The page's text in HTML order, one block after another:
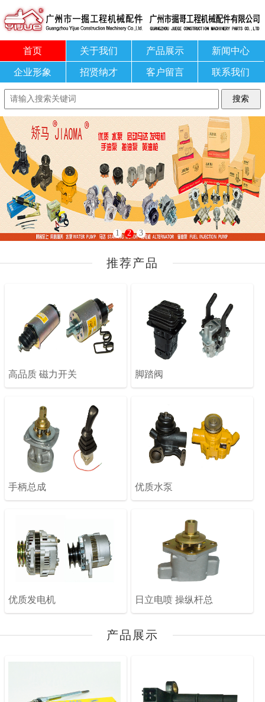
首页 关于我们 产品展示 新闻中心
企业形象 招贤纳才 客户留言 联系我们
1 2 3
推荐产品
高品质 磁力开关 脚踏阀
手柄总成 优质水泵
优质发电机 日立电喷 操纵杆总
产品展示